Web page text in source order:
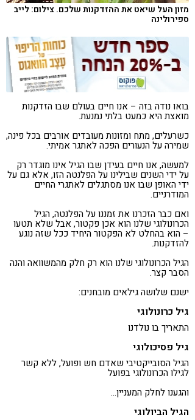
מזון העל שיאט את ההזדקנות שלכם. צילום: לייב
ספירולינה
בואו נודה בזה – אנו חיים בעולם שבו הזדקנות
מואצת היא כמעט בלתי נמנעת.
כשרעלים, מתח ומזונות מעובדים אורבים בכל פינה,
שמירה על הנעורים הפכה לאתגר אמיתי.
למעשה, אנו חיים בעידן שבו הגיל אינו מוגדר רק
על ידי השנים שבילינו על הפלנטה הזו, אלא גם על
ידי האופן שבו אנו מסתגלים לאתגרי החיים
המודרניים.
ואם כבר הזכרנו את זמננו על הפלנטה, הגיל
הכרונולוגי שלנו הוא אכן פקטור, אבל שלא תטעו
– הוא בהחלט לא הפקטור היחיד ככל שזה נוגע
להזדקנות.
הגיל הכרונולוגי שלנו הוא רק חלק מהמשוואה והנה
הסבר קצר.
ישנם שלושה גילאים מובחנים:
גיל כרונולוגי
התאריך בו נולדנו
גיל פסיכולוגי
הגיל הסובייקטיבי שאדם חש ופועל, ללא קשר
לגילו הכרונולוגי בפועל
והגענו לחלק המעניין…
הגיל הביולוגי